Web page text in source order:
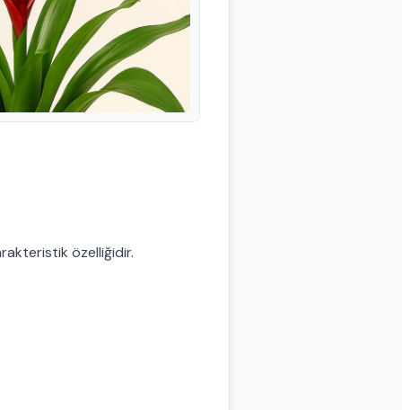
özelliğidir.